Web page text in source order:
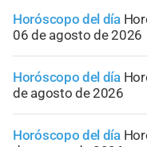
Horóscopo del día
06 de agosto de 2026
Horóscopo del día
de agosto de 2026
Horóscopo del día